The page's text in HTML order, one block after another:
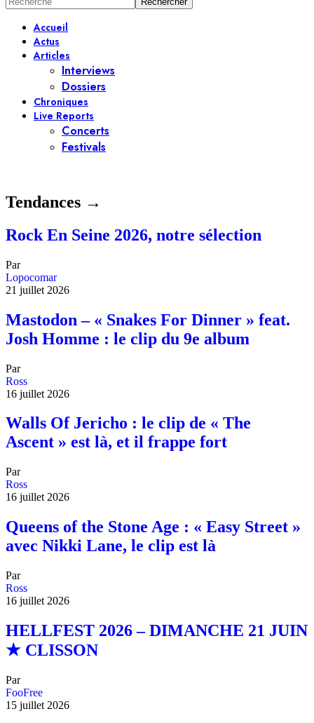
Accueil
Actus
Articles
Interviews
Dossiers
Chroniques
Live Reports
Concerts
Festivals
Tendances →
Rock En Seine 2026, notre sélection
Par
Lopocomar
21 juillet 2026
Mastodon – « Snakes For Dinner » feat.
Josh Homme : le clip du 9e album
Par
Ross
16 juillet 2026
Walls Of Jericho : le clip de « The
Ascent » est là, et il frappe fort
Par
Ross
16 juillet 2026
Queens of the Stone Age : « Easy Street »
avec Nikki Lane, le clip est là
Par
Ross
16 juillet 2026
HELLFEST 2026 – DIMANCHE 21 JUIN
★ CLISSON
Par
FooFree
15 juillet 2026